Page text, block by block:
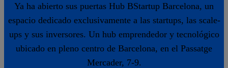
Ya ha abierto sus puertas Hub BStartup Barcelona, un
espacio dedicado exclusivamente a las startups, las scale-
ups y sus inversores. Un hub emprendedor y tecnológico
ubicado en pleno centro de Barcelona, en el Passatge
Mercader, 7-9.